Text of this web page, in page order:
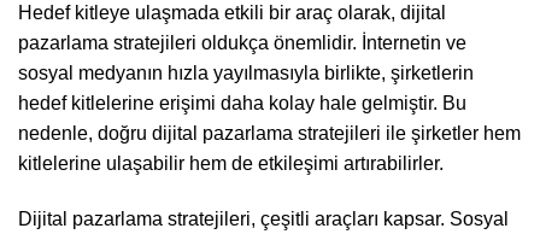
Hedef kitleye ulaşmada etkili bir araç olarak, dijital
pazarlama stratejileri oldukça önemlidir. İnternetin ve
sosyal medyanın hızla yayılmasıyla birlikte, şirketlerin
hedef kitlelerine erişimi daha kolay hale gelmiştir. Bu
nedenle, doğru dijital pazarlama stratejileri ile şirketler hem
kitlelerine ulaşabilir hem de etkileşimi artırabilirler.
Dijital pazarlama stratejileri, çeşitli araçları kapsar. Sosyal